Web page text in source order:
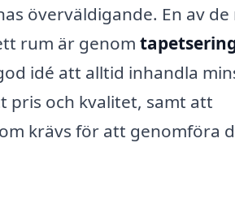
överväldigande. En av de
rum är genom
idé att alltid inhandla
pris och kvalitet, samt att
krävs för att genomföra